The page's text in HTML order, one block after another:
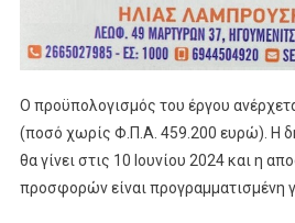
Ο προϋπολογισμός του έργου
(ποσό χωρίς Φ.Π.Α. 459.200 ευρώ). Η
θα γίνει στις 10 Ιουνίου 2024 και η
προσφορών είναι προγραμματισμένη